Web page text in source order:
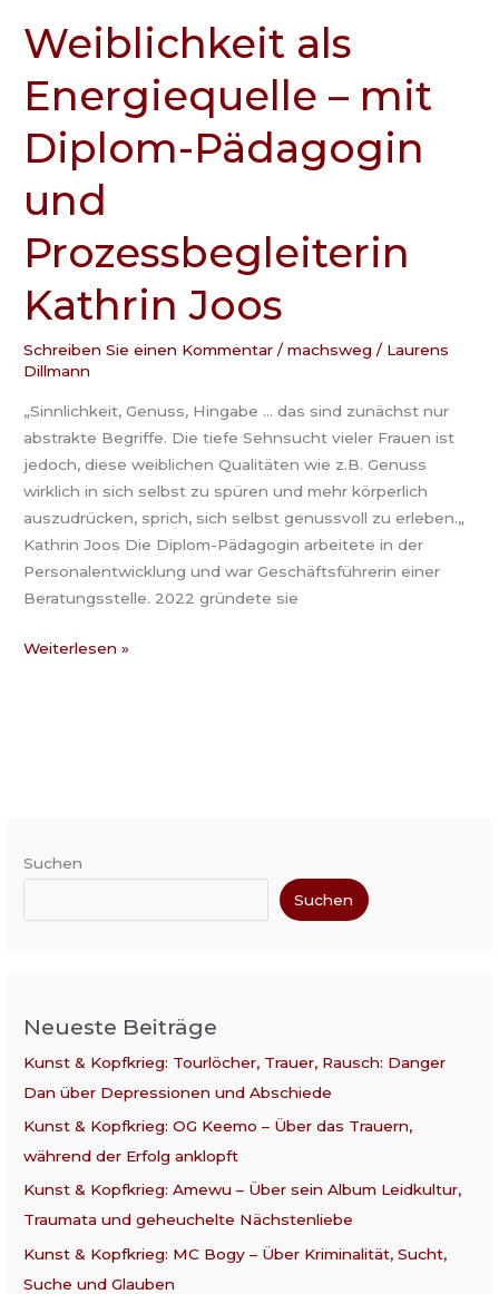
Weiblichkeit als
Energiequelle – mit
Diplom-Pädagogin
und
Prozessbegleiterin
Kathrin Joos
Schreiben Sie einen Kommentar /machsweg / Laurens
Dillmann
„Sinnlichkeit, Genuss, Hingabe … das sind zunächst nur
abstrakte Begriffe. Die tiefe Sehnsucht vieler Frauen ist
jedoch, diese weiblichen Qualitäten wie z.B. Genuss
wirklich in sich selbst zu spüren und mehr körperlich
auszudrücken, sprich, sich selbst genussvoll zu erleben.„
Kathrin Joos Die Diplom-Pädagogin arbeitete in der
Personalentwicklung und war Geschäftsführerin einer
Beratungsstelle. 2022 gründete sie
Weiblichkeit
als
Energiequelle
–
mit
Diplom-
Pädagogin
und
Prozessbegleiterin
Kathrin
Joos
Weiterlesen »
Suchen
Suchen
Neueste Beiträge
Kunst & Kopfkrieg: Tourlöcher, Trauer, Rausch: Danger
Dan über Depressionen und Abschiede
Kunst & Kopfkrieg: OG Keemo – Über das Trauern,
während der Erfolg anklopft
Kunst & Kopfkrieg: Amewu – Über sein Album Leidkultur,
Traumata und geheuchelte Nächstenliebe
Kunst & Kopfkrieg: MC Bogy – Über Kriminalität, Sucht,
Suche und Glauben